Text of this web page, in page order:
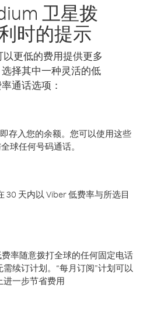
卫星拨
时的提示
以更低的费用提供更多
择其中一种灵活的低
通话选项：
存入您的余额。您可以使用这些
球任何号码通话。
30 天内以 Viber 低费率与所选目
率随意拨打全球的任何固定电话
续订计划。“每月订阅”计划可以
一步节省费用